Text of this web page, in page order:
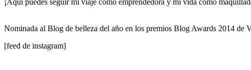
¡Aquí puedes seguir mi viaje como emprendedora y mi vida como
Nominada al Blog de belleza del año en los premios Blog Awards 2014 de
[feed de instagram]